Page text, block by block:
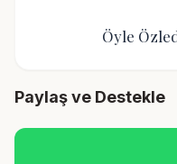
Öyle
Paylaş ve Destekle